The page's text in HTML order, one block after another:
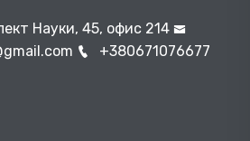
Науки, 45, офис 214
+380671076677